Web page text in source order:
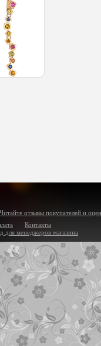
Контакты
для менеджеров магазина